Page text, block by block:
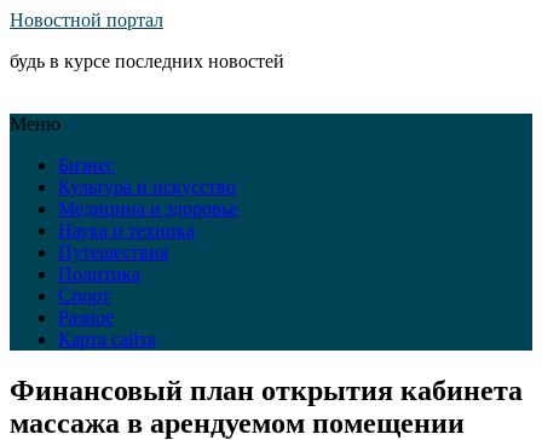
Новостной портал
будь в курсе последних новостей
Меню
Бизнес
Культура и искусство
Медицина и здоровье
Наука и техника
Путешествия
Политика
Спорт
Разное
Карта сайта
Финансовый план открытия кабинета
массажа в арендуемом помещении